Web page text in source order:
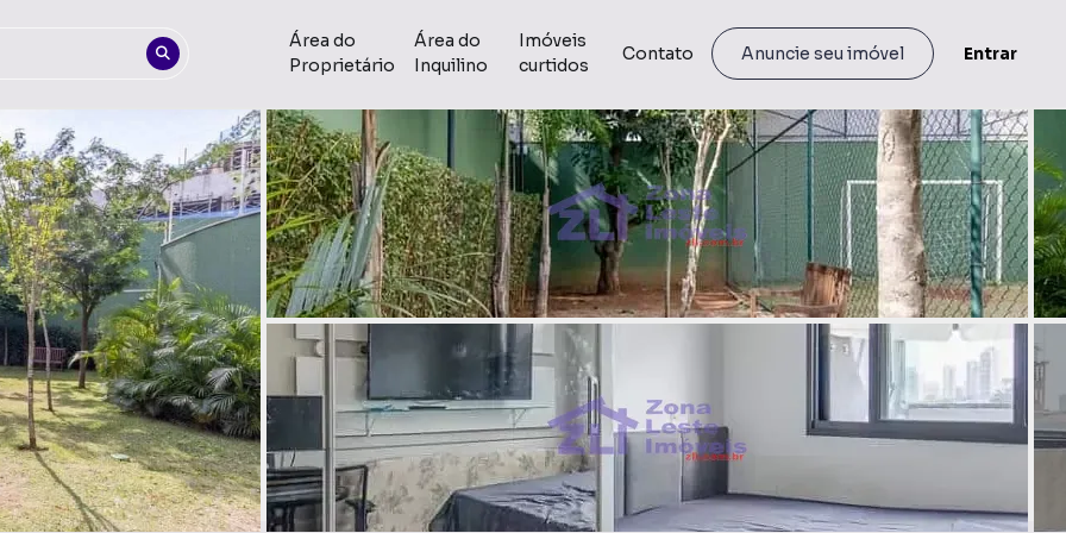
Área do
Proprietário
Área do
Inquilino
Imóveis
curtidos
Contato Anuncie seu imóvel Entrar